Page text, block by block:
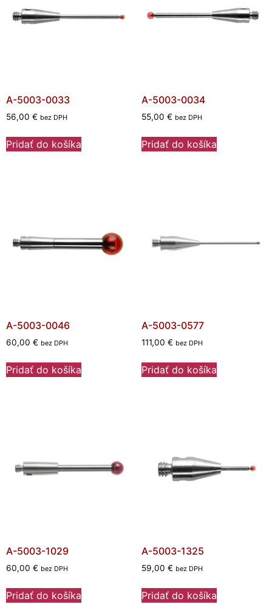
A-5003-0033
56,00 € bez DPH
Pridať do košíka
A-5003-0034
55,00 € bez DPH
Pridať do košíka
A-5003-0046
60,00 € bez DPH
Pridať do košíka
A-5003-0577
111,00 € bez DPH
Pridať do košíka
A-5003-1029
60,00 € bez DPH
Pridať do košíka
A-5003-1325
59,00 € bez DPH
Pridať do košíka